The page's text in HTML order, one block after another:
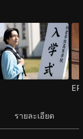
รายละเอียด